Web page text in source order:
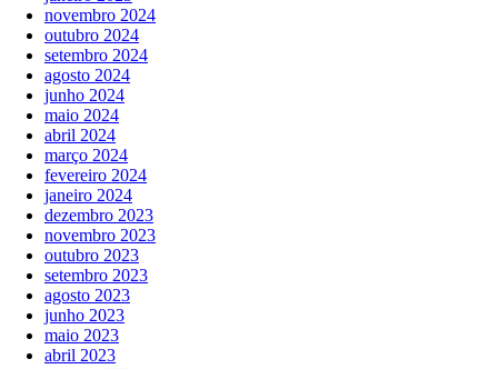
novembro 2024
outubro 2024
setembro 2024
agosto 2024
junho 2024
maio 2024
abril 2024
março 2024
fevereiro 2024
janeiro 2024
dezembro 2023
novembro 2023
outubro 2023
setembro 2023
agosto 2023
junho 2023
maio 2023
abril 2023